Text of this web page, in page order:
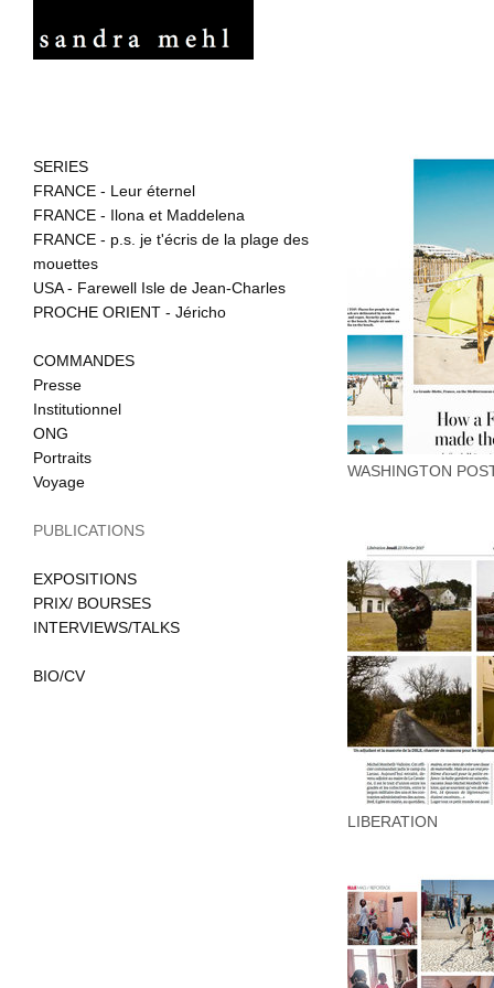
SERIES
FRANCE - Leur éternel
FRANCE - Ilona et Maddelena
FRANCE - p.s. je t'écris de la plage des
mouettes
USA - Farewell Isle de Jean-Charles
PROCHE ORIENT - Jéricho
COMMANDES
Presse
Institutionnel
ONG
Portraits
Voyage
PUBLICATIONS
EXPOSITIONS
PRIX/ BOURSES
INTERVIEWS/TALKS
BIO/CV
WASHINGTON
LIBERATION